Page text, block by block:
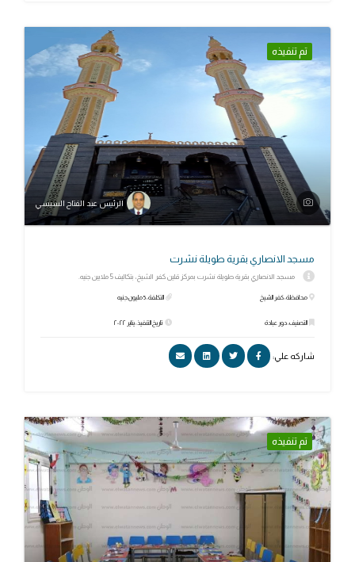
تم تنفيذه
الرئيس عبد الفتاح السيسي
مسجد الانصاري بقرية طويلة نشرت
مسجد الانصاري بقرية طويلة نشرت بمركز قلين كفر الشيخ، بتكاليف 5 ملايين جنيه.
محافظة: كفر الشيخ
التصنيف: دور عبادة
التكلفة: 5 مليون جنيه
تاريخ التنفيذ: يناير ٢٠٢٢
شاركه علي:
تم تنفيذه